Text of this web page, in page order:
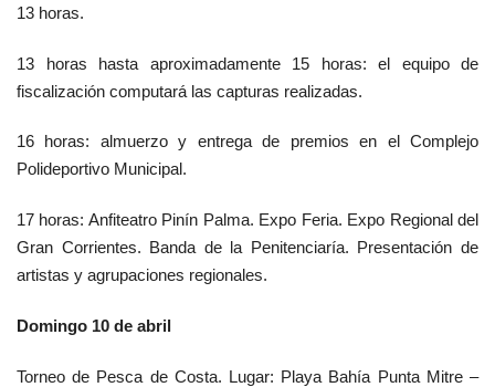
13 horas.
13 horas hasta aproximadamente 15 horas: el equipo de
fiscalización computará las capturas realizadas.
16 horas: almuerzo y entrega de premios en el Complejo
Polideportivo Municipal.
17 horas: Anfiteatro Pinín Palma. Expo Feria. Expo Regional del
Gran Corrientes. Banda de la Penitenciaría. Presentación de
artistas y agrupaciones regionales.
Domingo 10 de abril
Torneo de Pesca de Costa. Lugar: Playa Bahía Punta Mitre –